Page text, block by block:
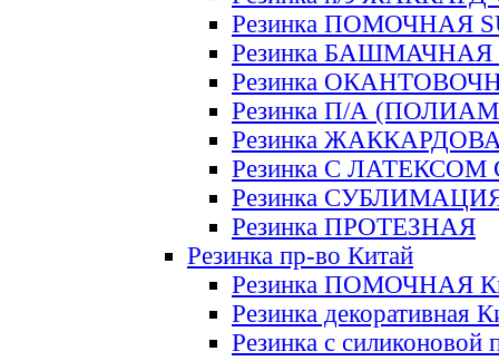
Резинка ПОМОЧНАЯ
Резинка БАШМАЧНАЯ
Резинка
Резинка П/А
Резинка
Резинка С ЛАТЕКСОМ
Резинка
Резинка ПРОТЕЗНАЯ
Резинка пр-во Китай
Резинка ПОМОЧНАЯ
Резинка декоративная
Резинка с силиконовой